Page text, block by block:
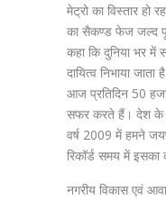
मेट्रो का विस्तार हो
का सैकण्ड फेज जल्द
कहा कि दुनिया भर में
दायित्व निभाया
आज प्रतिदिन 50
सफर करते हैं। देश के
वर्ष 2009 में हमने
रिकॉर्ड समय में इसका
नगरीय विकास एवं